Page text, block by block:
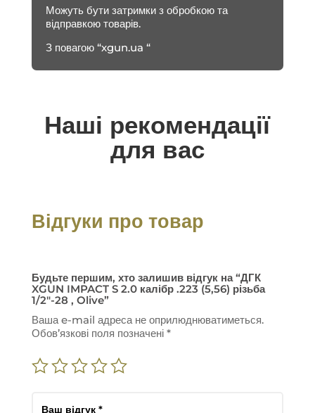
Можуть бути затримки з обробкою та
відправкою товарів.
З повагою “xgun.ua “
Наші рекомендації
для вас
Відгуки про товар
Будьте першим, хто залишив відгук на “ДГК
XGUN IMPACT S 2.0 калібр .223 (5,56) різьба
1/2″-28 , Olive”
Ваша e-mail адреса не оприлюднюватиметься.
Обов’язкові поля позначені *